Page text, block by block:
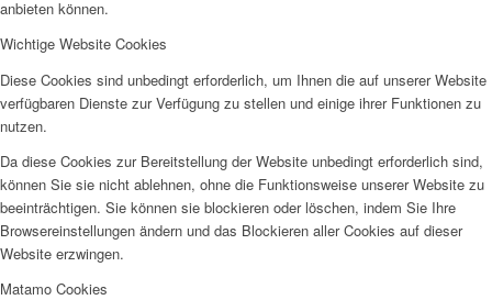
anbieten können.
Wichtige Website Cookies
Diese Cookies sind unbedingt erforderlich, um Ihnen die auf unserer Website
verfügbaren Dienste zur Verfügung zu stellen und einige ihrer Funktionen zu
nutzen.
Da diese Cookies zur Bereitstellung der Website unbedingt erforderlich sind,
können Sie sie nicht ablehnen, ohne die Funktionsweise unserer Website zu
beeinträchtigen. Sie können sie blockieren oder löschen, indem Sie Ihre
Browsereinstellungen ändern und das Blockieren aller Cookies auf dieser
Website erzwingen.
Matamo Cookies